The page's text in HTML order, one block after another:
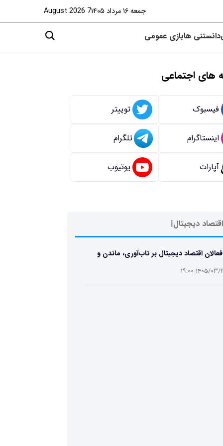
جمعه ۱۶ مرداد ۱۴۰۵ 7 August 2026
دانستنی هابازی عمومی
های اجتماعی
فیسبوک توییتر
اینستاگرام تلگرام
آپارات یوتیوب
اقتصاد دیجیتال|
اقتصاد دیجیتال بر تاب‌آوری، ماندن و
انسانی در همایش «نقطه تصمیم»۰۳/۲۵ ۱۹:۰۰